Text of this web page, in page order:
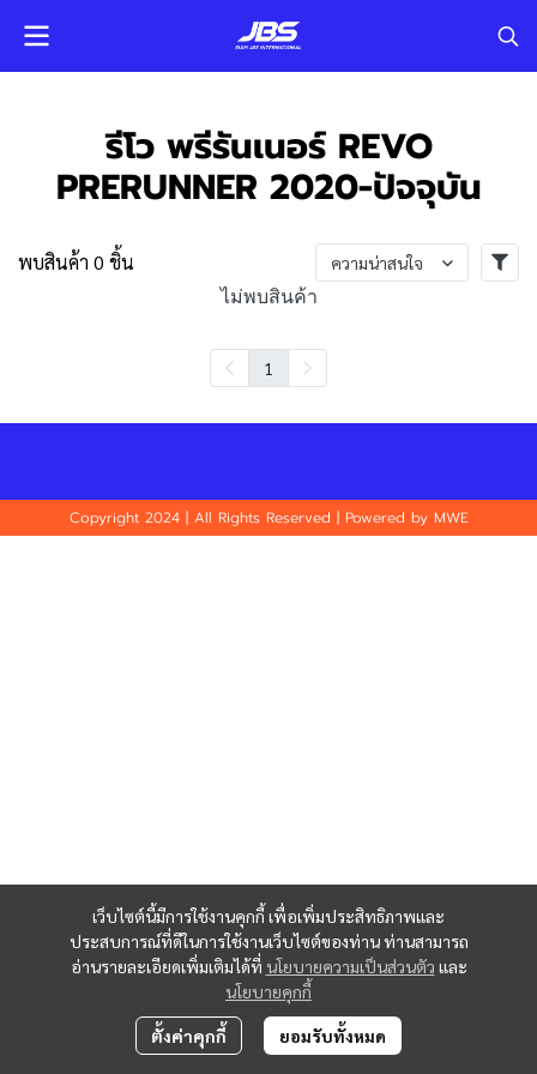
รีโว พรีรันเนอร์ REVO
PRERUNNER 2020-ปัจจุบัน
พบสินค้า 0 ชิ้น ความน่าสนใจ
ไม่พบสินค้า
1
เว็บไซต์นี้มีการใช้งานคุกกี้ เพื่อเพิ่มประสิทธิภาพและ
ประสบการณ์ที่ดีในการใช้งานเว็บไซต์ของท่าน ท่านสามารถ
อ่านรายละเอียดเพิ่มเติมได้ที่ นโยบายความเป็นส่วนตัว และ
นโยบายคุกกี้
ตั้งค่าคุกกี้ ยอมรับทั้งหมด
Copyright 2024 | All Rights Reserved | Powered by MWE